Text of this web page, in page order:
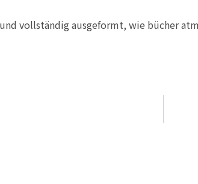
vollständig ausgeformt, wie bücher